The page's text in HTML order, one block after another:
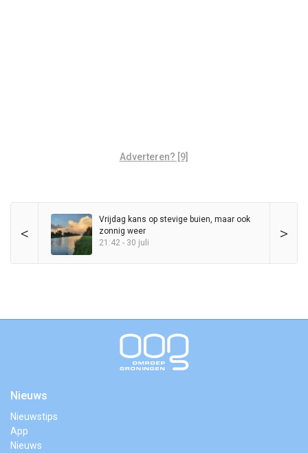
Adverteren? [9]
< >
Vrijdag kans op stevige buien, maar ook
zonnig weer
21:42 - 30 juli
Nieuws
Nieuwstips
App
Nieuws